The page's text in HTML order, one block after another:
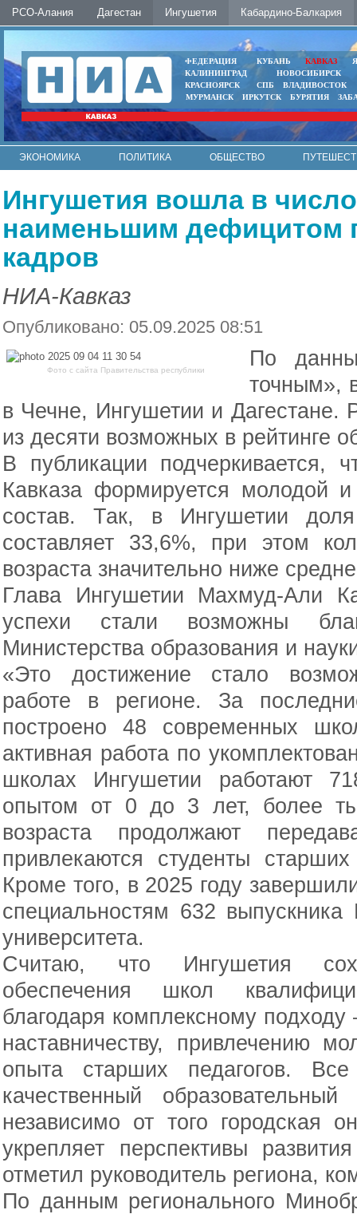
РСО-Алания Дагестан Ингушетия Кабардино-Балкария
ФЕДЕРАЦИЯ КУБАНЬ КАВКАЗ
КАЛИНИНГРАД
НОВОСИБИРСК
КРАСНОЯРСК
СПБ
ВЛАДИВОСТОК
МУРМАНСК
ИРКУТСК БУРЯТИЯ
ЭКОНОМИКА ПОЛИТИКА ОБЩЕСТВО
Ингушетия вошла в
наименьшим дефицитом
кадров
НИА-Кавказ
Опубликовано: 05.09.2025 08:51
Фото с сайта Правительства республики
По
точным»,
в Чечне, Ингушетии и Дагестане.
из десяти возможных в рейтинге
В публикации подчеркивается,
Кавказа формируется молодой
состав. Так, в Ингушетии
составляет 33,6%, при этом
возраста значительно ниже
Глава Ингушетии Махмуд-Али
успехи стали возможны
Министерства образования и
«Это достижение стало
работе в регионе. За
построено 48 современных
активная работа по
школах Ингушетии работают
опытом от 0 до 3 лет, более
возраста продолжают
привлекаются студенты
Кроме того, в 2025 году
специальностям 632 выпускника
университета.
Считаю, что Ингушетия
обеспечения школ
благодаря комплексному
наставничеству, привлечению
опыта старших педагогов.
качественный
независимо от того городская
укрепляет перспективы
отметил руководитель региона,
По данным регионального